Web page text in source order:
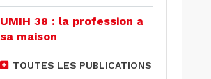
UMIH 38 : la profession a
sa maison
TOUTES LES PUBLICATIONS